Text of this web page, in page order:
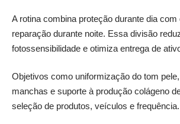
A rotina combina proteção durante dia
reparação durante noite. Essa divisão
fotossensibilidade e otimiza entrega de
Objetivos como uniformização do tom
manchas e suporte à produção colágeno
seleção de produtos, veículos e frequência.